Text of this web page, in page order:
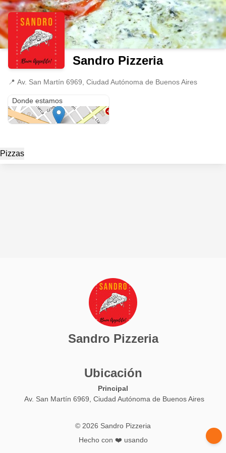
Sandro Pizzeria
📍 Av. San Martín 6969, Ciudad Autónoma de Buenos Aires
Donde estamos
Pizzas
Sandro Pizzeria
Ubicación
Principal
Av. San Martín 6969, Ciudad Autónoma de Buenos Aires
© 2026 Sandro Pizzeria
Hecho con ❤️ usando